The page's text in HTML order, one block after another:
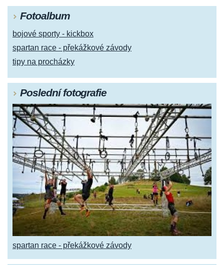
Fotoalbum
bojové sporty - kickbox
spartan race - překážkové závody
tipy na procházky
Poslední fotografie
spartan race - překážkové závody